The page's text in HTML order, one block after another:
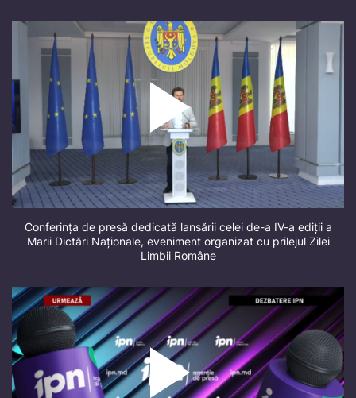
Conferința de presă dedicată lansării celei de-a IV-a ediții a
Marii Dictări Naționale, eveniment organizat cu prilejul Zilei
Limbii Române